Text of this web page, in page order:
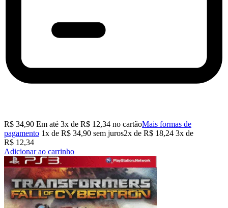
R$ 34,90 Em até 3x de R$ 12,34 no cartãoMais formas de
pagamento 1x de R$ 34,90 sem juros2x de R$ 18,24 3x de
R$ 12,34
Adicionar ao carrinho